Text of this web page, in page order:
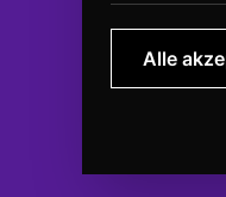
Alle